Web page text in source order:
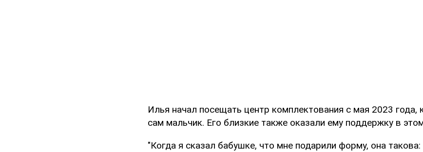
Илья начал посещать центр комплектования с мая 2023 года,
сам мальчик. Его близкие также оказали ему поддержку в
"Когда я сказал бабушке, что мне подарили форму, она такова: